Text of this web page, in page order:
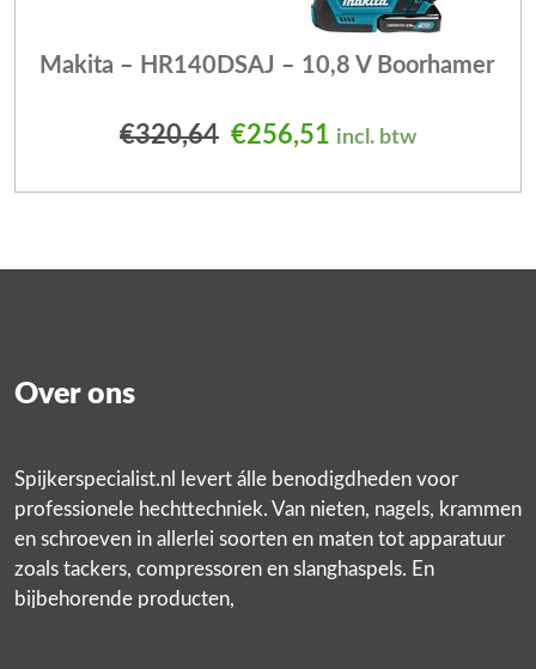
Makita – HR140DSAJ – 10,8 V Boorhamer
€320,64 Oorspronkelijke prijs
€256,51 Huidige prijs is:
incl. btw
Over ons
Spijkerspecialist.nl levert álle benodigdheden voor
professionele hechttechniek. Van nieten, nagels, krammen
en schroeven in allerlei soorten en maten tot apparatuur
zoals tackers, compressoren en slanghaspels. En
bijbehorende producten,